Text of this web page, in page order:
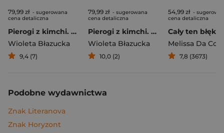
79,99 zł - sugerowana
cena detaliczna
Pierogi z kimchi. Moje ulubione azjatyckie przepisy
Wioleta Błazucka
9,4 (7)
79,99 zł - sugerowana
cena detaliczna
Pierogi z kimchi. Moje ulubione azjatyckie przepisy - książka z autografem
Wioleta Błazucka
10,0 (2)
54,99 zł -
cena detaliczna
Cały ten błękit
Melissa Da
7,8 (3673)
Podobne wydawnictwa
Znak Literanova
Znak Horyzont